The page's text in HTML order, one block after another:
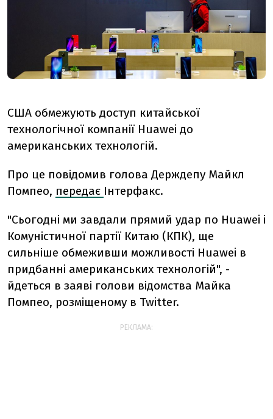
США обмежують доступ китайської
технологічної компанії Huawei до
американських технологій.
Про це повідомив голова Держдепу Майкл
Помпео, передає Інтерфакс.
"Сьогодні ми завдали прямий удар по Huawei і
Комуністичної партії Китаю (КПК), ще
сильніше обмеживши можливості Huawei в
придбанні американських технологій", -
йдеться в заяві голови відомства Майка
Помпео, розміщеному в Twitter.
РЕКЛАМА: